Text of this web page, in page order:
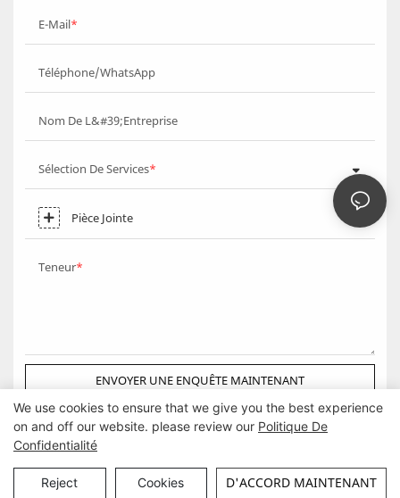
E-Mail
Téléphone/WhatsApp
Nom De L&#39;entreprise
Sélection De Services
Pièce Jointe
Teneur
ENVOYER UNE ENQUÊTE MAINTENANT
Droits d'auteur © Guangzhou DG Furniture Co., Ltd. | Plan du site
We use cookies to ensure that we give you the best experience
on and off our website. please review our Politique De
Confidentialité
Reject Cookies D'ACCORD MAINTENANT